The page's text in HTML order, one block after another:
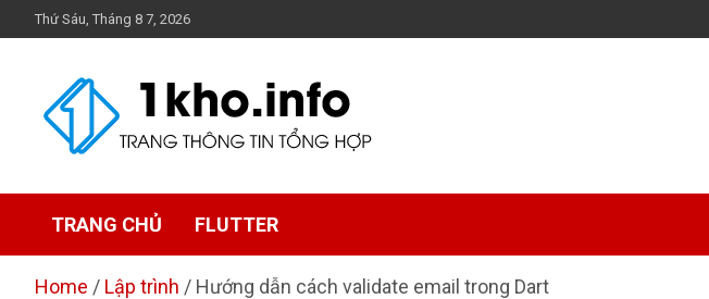
Skip
to
Thứ Sáu, Tháng 8 7, 2026
1Kho
TRANG CHỦ FLUTTER
Home Lập trình Hướng dẫn cách validate email trong Dart